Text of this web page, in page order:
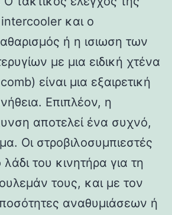
και ο
ή η ισιωση των
με μια ειδική χτένα
είναι μια εξαιρετική
Επιπλέον, η
αποτελεί ένα συχνό,
Οι στροβιλοσυμπιεστές
λάδι του κινητήρα για τη
τους, και με τον
αναθυμιάσεων ή